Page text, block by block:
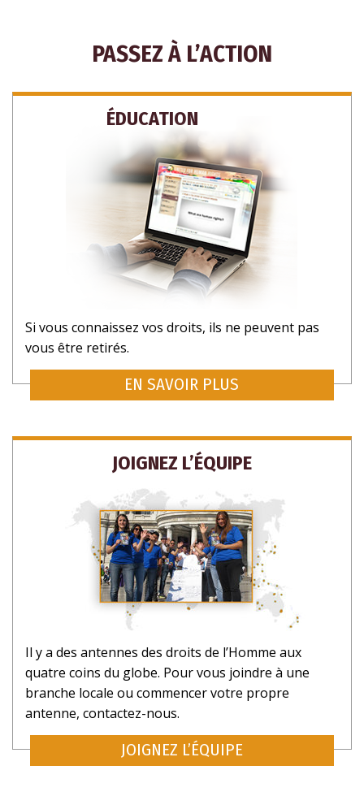
PASSEZ À L’ACTION
ÉDUCATION
Si vous connaissez vos droits, ils ne peuvent pas
vous être retirés.
EN SAVOIR PLUS
JOIGNEZ L’ÉQUIPE
Il y a des antennes des droits de l’Homme aux
quatre coins du globe. Pour vous joindre à une
branche locale ou commencer votre propre
antenne, contactez-nous.
JOIGNEZ L’ÉQUIPE